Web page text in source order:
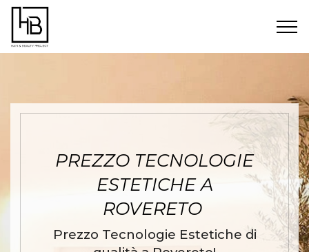
PREZZO TECNOLOGIE
ESTETICHE A
ROVERETO
Prezzo Tecnologie Estetiche di